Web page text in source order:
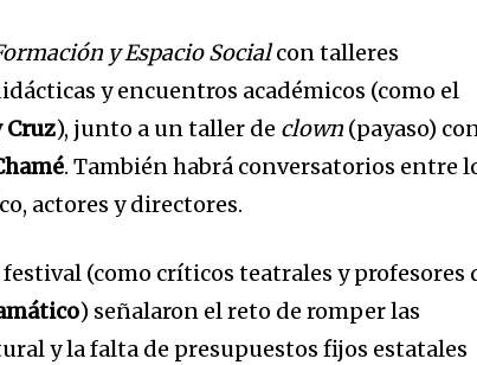
y Espacio Socialcon talleres
y encuentros académicos (como el
Cruz), junto a un taller de clown (payaso)
. También habrá conversatorios entre
actores y directores.
(como críticos teatrales y profesores
) señalaron el reto de romper las
y la falta de presupuestos fijos estatales